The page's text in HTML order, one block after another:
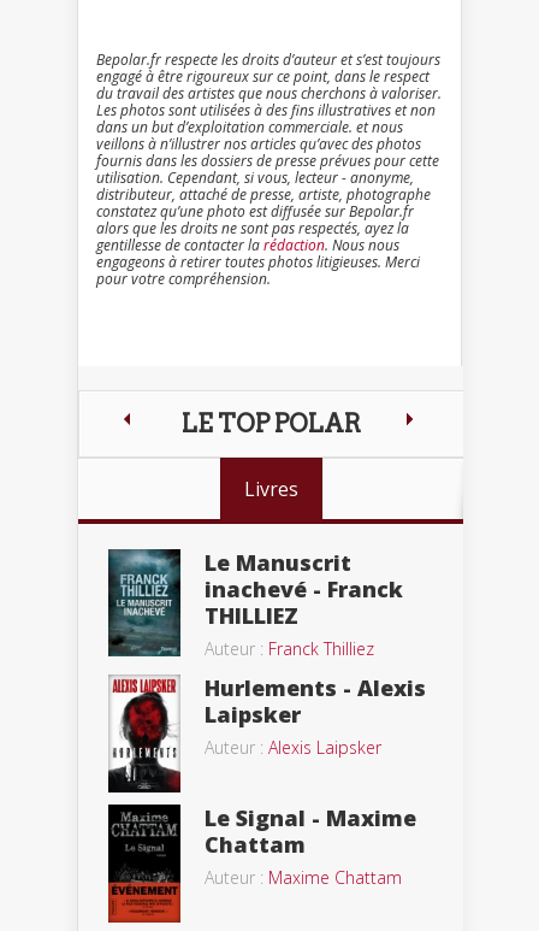
Bepolar.fr respecte les droits d’auteur et s’est toujours
engagé à être rigoureux sur ce point, dans le respect
du travail des artistes que nous cherchons à valoriser.
Les photos sont utilisées à des fins illustratives et non
dans un but d’exploitation commerciale. et nous
veillons à n’illustrer nos articles qu’avec des photos
fournis dans les dossiers de presse prévues pour cette
utilisation. Cependant, si vous, lecteur - anonyme,
distributeur, attaché de presse, artiste, photographe
constatez qu’une photo est diffusée sur Bepolar.fr
alors que les droits ne sont pas respectés, ayez la
gentillesse de contacter larédaction. Nous nous
engageons à retirer toutes photos litigieuses. Merci
pour votre compréhension.
LE TOP POLAR
Livres
Le Manuscrit
inachevé - Franck
THILLIEZ
Auteur : Franck Thilliez
Hurlements - Alexis
Laipsker
Auteur : Alexis Laipsker
Le Signal - Maxime
Chattam
Auteur : Maxime Chattam